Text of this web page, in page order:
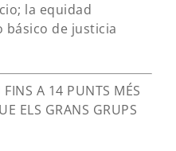
la equidad
de justicia
A 14 PUNTS MÉS
ELS GRANS GRUPS